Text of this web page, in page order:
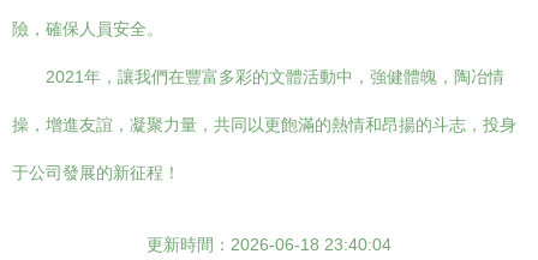
險，確保人員安全。
2021年，讓我們在豐富多彩的文體活動中，強健體魄，陶冶情
操，增進友誼，凝聚力量，共同以更飽滿的熱情和昂揚的斗志，投身
于公司發展的新征程！
更新時間：2026-06-18 23:40:04